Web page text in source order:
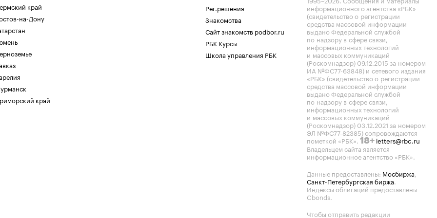
край
на-Дону
край
Рег.решения
Знакомства
Сайт знакомств podbor.ru
РБК Курсы
Школа управления РБК
информационного агентства «РБК»
(свидетельство о регистрации
средства массовой информации
выдано Федеральной службой
по надзору в сфере связи,
информационных технологий
и массовых коммуникаций
(Роскомнадзор) 09.12.2015 за номером
ИА №ФС77-63848) и сетевого издания
«РБК» (свидетельство о регистрации
средства массовой информации
выдано Федеральной службой
по надзору в сфере связи,
информационных технологий
и массовых коммуникаций
(Роскомнадзор) 03.12.2021 за номером
ЭЛ №ФС77-82385) сопровождаются
пометкой «РБК». 18+ letters@rbc.ru
Владельцем сайта является
информационное агентство «РБК».
Данные предоставлены: Мосбиржа,
Санкт-Петербургская биржа.
Индексы облигаций предоставлены
Cbonds.
Чтобы отправить редакции